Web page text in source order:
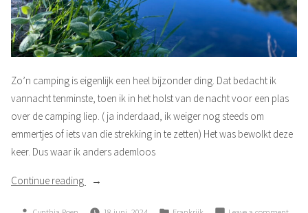
Zo’n camping is eigenlijk een heel bijzonder ding. Dat bedacht ik
vannacht tenminste, toen ik in het holst van de nacht voor een plas
over de camping liep. ( ja inderdaad, ik weiger nog steeds om
emmertjes of iets van die strekking in te zetten) Het was bewolkt deze
keer. Dus waar ik anders ademloos
Continue reading “Campinggebeuren”
Posted
Posted